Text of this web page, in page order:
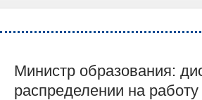
Министр образования:
распределении на